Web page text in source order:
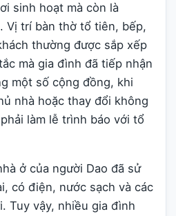
sinh hoạt mà còn là
Vị trí bàn thờ tổ tiên, bếp,
thường được sắp xếp
mà gia đình đã tiếp nhận
một số cộng đồng, khi
nhà hoặc thay đổi không
làm lễ trình báo với tổ
ở của người Dao đã sử
có điện, nước sạch và các
Tuy vậy, nhiều gia đình